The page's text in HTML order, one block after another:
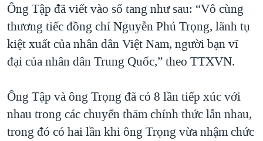
Ông Tập đã viết vào sổ tang như sau: “Vô cùng
thương tiếc đồng chí Nguyễn Phú Trọng, lãnh tụ
kiệt xuất của nhân dân Việt Nam, người bạn vĩ
đại của nhân dân Trung Quốc,” theo TTXVN.
Ông Tập và ông Trọng đã có 8 lần tiếp xúc với
nhau trong các chuyến thăm chính thức lẫn nhau,
trong đó có hai lần khi ông Trọng vừa nhậm chức